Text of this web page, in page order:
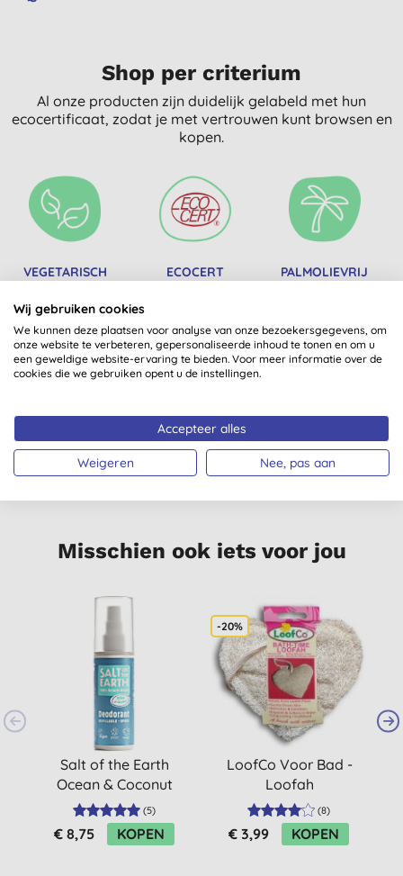
Shop per criterium
Al onze producten zijn duidelijk gelabeld met hun
ecocertificaat, zodat je met vertrouwen kunt browsen en
kopen.
VEGETARISCH ECOCERT PALMOLIEVRIJ
VEGAN
Misschien ook iets voor jou
Salt of the Earth
Ocean & Coconut
Deodorant Spray
100ml
(5)
€ 8,75 KOPEN
-20%
LoofCo Voor Bad -
Loofah
(8)
€ 3,99 KOPEN
Wij gebruiken cookies
We kunnen deze plaatsen voor analyse van onze bezoekersgegevens, om
onze website te verbeteren, gepersonaliseerde inhoud te tonen en om u
een geweldige website-ervaring te bieden. Voor meer informatie over de
cookies die we gebruiken opent u de instellingen.
Accepteer alles
Weigeren Nee, pas aan